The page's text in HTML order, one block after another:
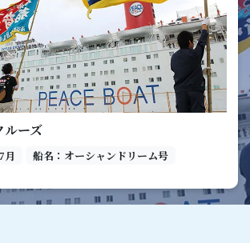
ルーズ
月 船名：オーシャンドリーム号